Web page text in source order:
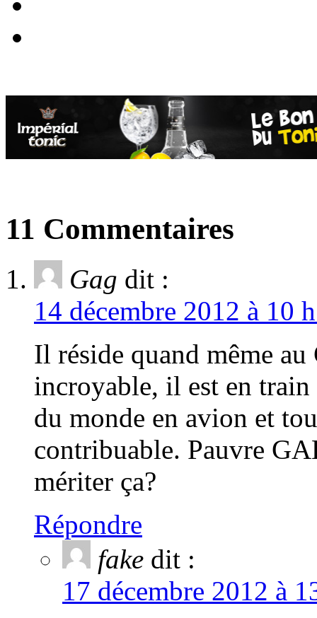
11 Commentaires
Gag dit :
14 décembre 2012 à 10
Il réside quand même
incroyable, il est en
du monde en avion et
contribuable. Pauvre
mériter ça?
Répondre
fake dit :
17 décembre 2012 à